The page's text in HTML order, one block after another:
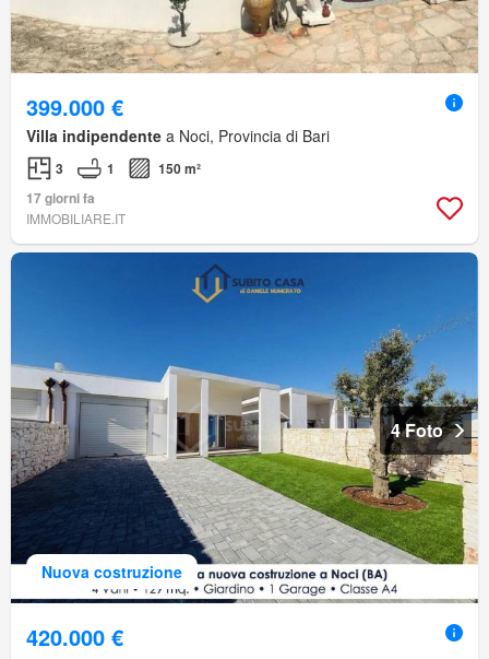
399.000 €
Villa indipendente a Noci, Provincia di Bari
3 1
150 m²
17 giorni fa
IMMOBILIARE.IT
Nuova costruzione
4 Foto
420.000 €